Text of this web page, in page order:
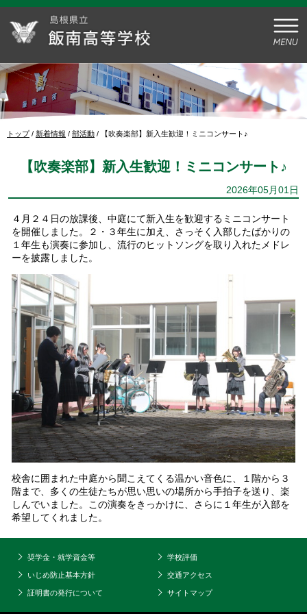
このページの本文へ
現
トップ/ 新着情報 / 部活動 / 【吹奏楽部】新入生歓迎！ミニコンサート♪
【吹奏楽部】新入生歓迎！ミニコンサート♪
2026年05月01日
４月２４日の放課後、中庭にて新入生を歓迎するミニコンサート
を開催しました。２・３年生に加え、さっそく入部したばかりの
１年生も演奏に参加し、流行のヒットソングを取り入れたメドレ
ーを披露しました。
校舎に囲まれた中庭から聞こえてくる温かい音色に、１階から３
階まで、多くの生徒たちが思い思いの場所から手拍子を送り、楽
しんでいました。この演奏をきっかけに、さらに１年生が入部を
希望してくれました。
奨学金・就学資金等 学校評価
いじめ防止基本方針 交通アクセス
証明書の発行について サイトマップ